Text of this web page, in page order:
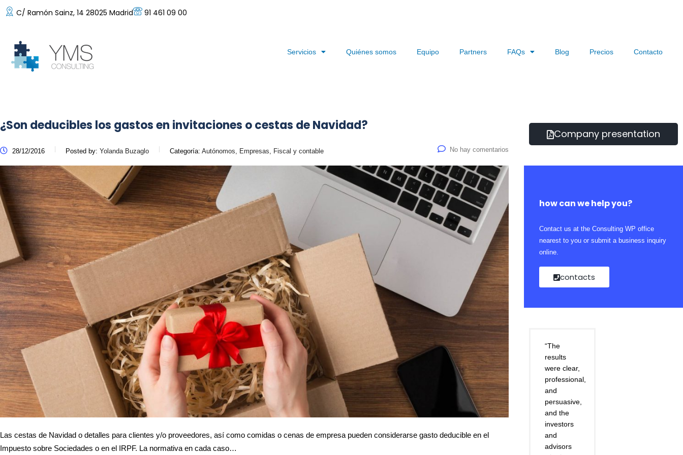
C/ Ramón Sainz, 14 28025 Madrid 91 461 09 00
Servicios Quiénes somos Equipo Partners FAQs Blog Precios Contacto
¿Son deducibles los gastos en invitaciones o cestas de Navidad?
28/12/2016 Posted by: Yolanda Buzaglo Categoría: Autónomos, Empresas, Fiscal y contable No hay comentarios
Las cestas de Navidad o detalles para clientes y/o proveedores, así como comidas o cenas de empresa pueden considerarse gasto deducible en el
Impuesto sobre Sociedades o en el IRPF. La normativa en cada caso…
Company presentation
how can we help you?
Contact us at the Consulting WP office
nearest to you or submit a business inquiry
online.
contacts
“The
results
were clear,
professional,
and
persuasive,
and the
investors
and
advisors